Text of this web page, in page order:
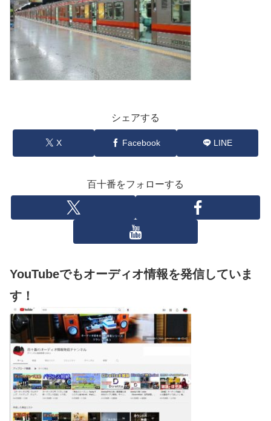
シェアする
X Facebook LINE
百十番をフォローする
YouTubeでもオーディオ情報を発信していま
す！